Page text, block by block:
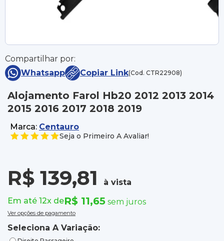
Compartilhar por:
Whatsapp
Copiar Link(Cod. CTR22908)
Alojamento Farol Hb20 2012 2013 2014
2015 2016 2017 2018 2019
Marca: Centauro
Seja o Primeiro A Avaliar!
R$ 139,81
à vista
Em até 12x deR$ 11,65 sem juros
Ver opções de pagamento
Seleciona A Variação: